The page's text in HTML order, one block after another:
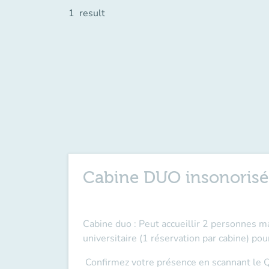
1 result
Cabine DUO
Cabine duo : Peut accueillir 2 personnes
universitaire (1 réservation par cabine)
Confirmez votre présence en scannant le